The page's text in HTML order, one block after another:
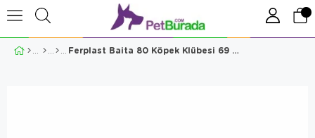
Ferplast Baita 80 Köpek Klübesi 69 X 102 X 68 Cm